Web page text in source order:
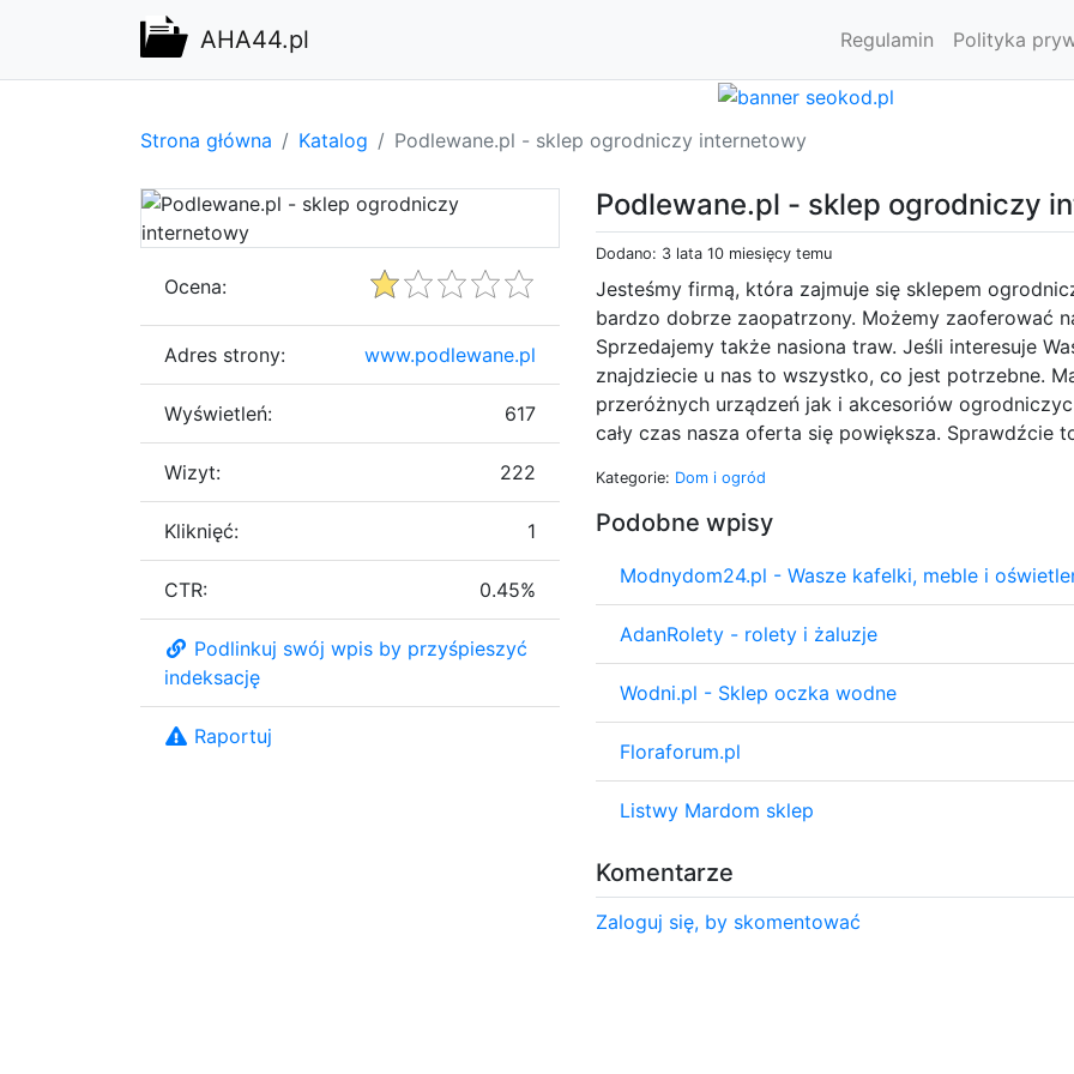
AHA44.pl Regulamin Polityka
Strona główna Katalog Podlewane.pl - sklep ogrodniczy internetowy
Podlewane.pl - sklep ogrodniczy
Dodano: 3 lata 10 miesięcy temu
Jesteśmy firmą, która zajmuje się sklepem
bardzo dobrze zaopatrzony. Możemy zaoferować
Sprzedajemy także nasiona traw. Jeśli interesuje
znajdziecie u nas to wszystko, co jest potrzebne.
przeróżnych urządzeń jak i akcesoriów
cały czas nasza oferta się powiększa. Sprawdźcie
Kategorie: Dom i ogród
Podobne wpisy
Modnydom24.pl - Wasze kafelki, meble i
AdanRolety - rolety i żaluzje
Wodni.pl - Sklep oczka wodne
Floraforum.pl
Listwy Mardom sklep
Komentarze
Zaloguj się, by skomentować
Ocena:
Adres strony: www.podlewane.pl
Wyświetleń: 617
Wizyt: 222
Kliknięć: 1
CTR: 0.45%
Podlinkuj swój wpis by przyśpieszyć
indeksację
Raportuj